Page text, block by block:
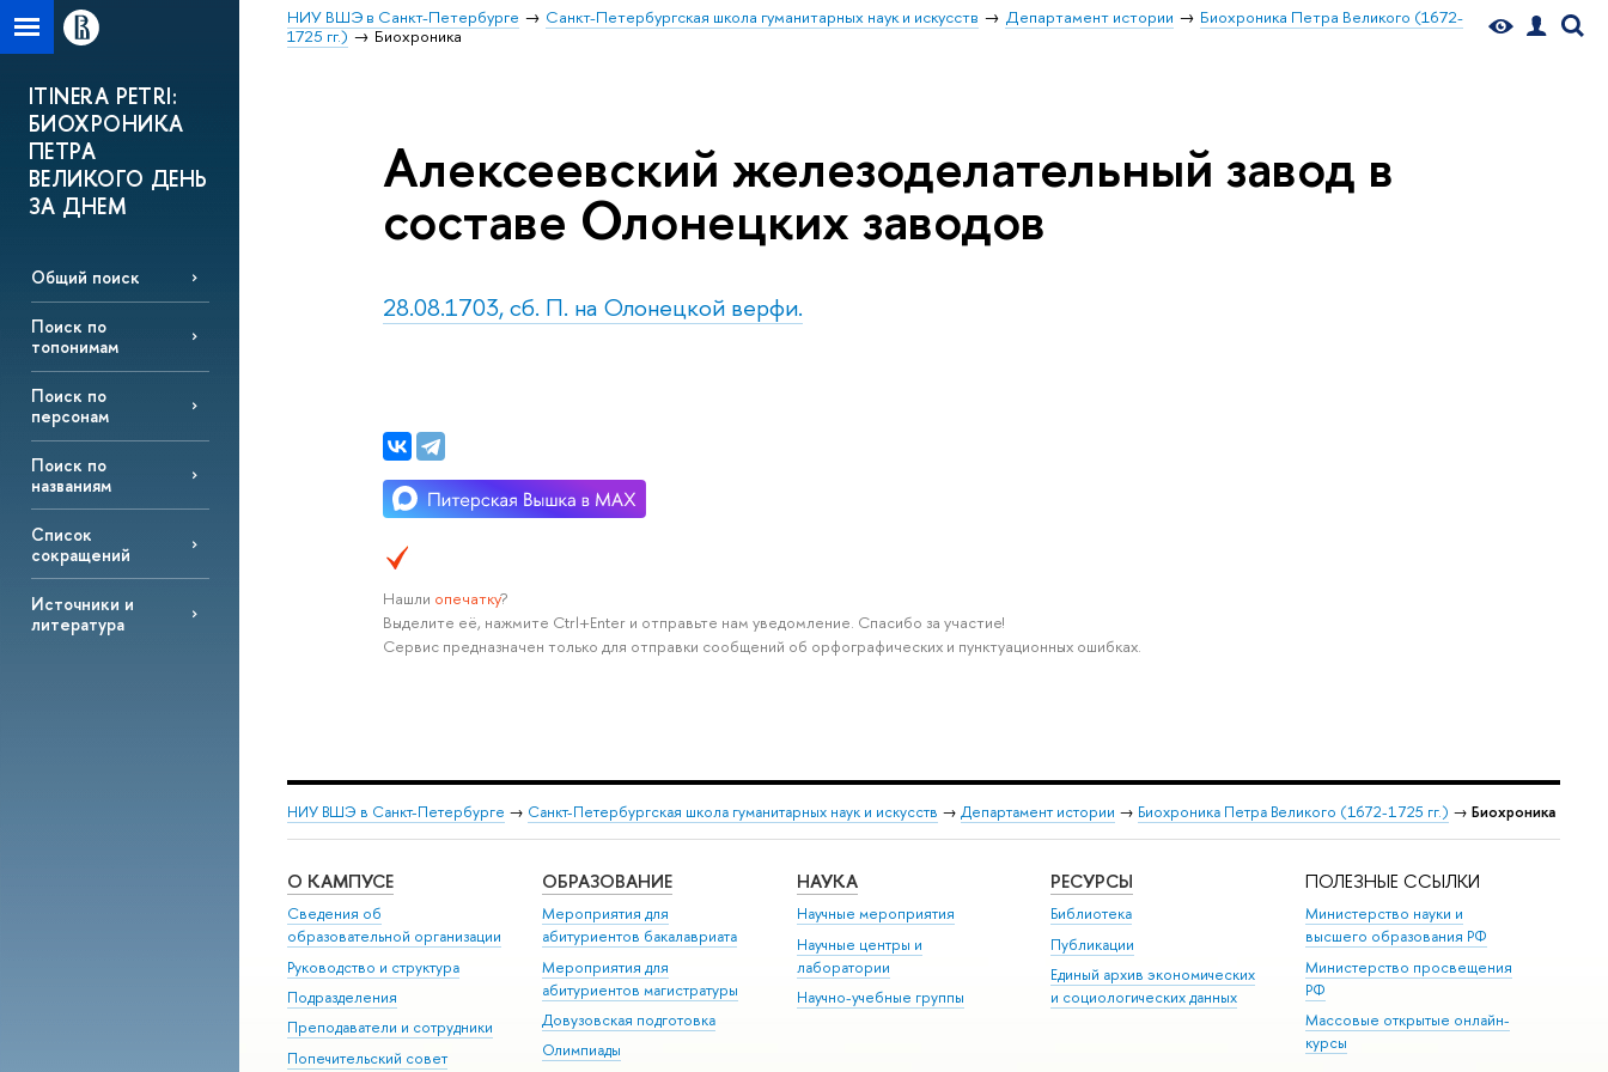
НИУ ВШЭ в Санкт-Петербурге Санкт-Петербургская школа гуманитарных наук и искусств Департамент истории
Биохроника Петра Великого (1672-
1725 гг.)
Биохроника
ITINERA PETRI:
БИОХРОНИКА
ПЕТРА
ВЕЛИКОГО ДЕНЬ
ЗА ДНЕМ
Общий поиск
Поиск по
топонимам
Поиск по
персонам
Поиск по
названиям
Список
сокращений
Источники и
литература
Алексеевский железоделательный завод в
составе Олонецких заводов
28.08.1703, сб. П. на Олонецкой верфи.
Нашли опечатку?
Выделите её, нажмите Ctrl+Enter и отправьте нам уведомление. Спасибо за участие!
Сервис предназначен только для отправки сообщений об орфографических и пунктуационных ошибках.
НИУ ВШЭ в Санкт-Петербурге → Санкт-Петербургская школа гуманитарных наук и искусств → Департамент истории → Биохроника Петра Великого (1672-1725 гг.) → Биохроника
О КАМПУСЕ
Сведения об
образовательной организации
Руководство и структура
Подразделения
Преподаватели и сотрудники
Попечительский совет
ОБРАЗОВАНИЕ
Мероприятия для
абитуриентов бакалавриата
Мероприятия для
абитуриентов магистратуры
Довузовская подготовка
Олимпиады
НАУКА
Научные мероприятия
Научные центры и
лаборатории
Научно-учебные группы
РЕСУРСЫ
Библиотека
Публикации
Единый архив экономических
и социологических данных
ПОЛЕЗНЫЕ ССЫЛКИ
Министерство науки и
высшего образования РФ
Министерство просвещения
РФ
Массовые открытые онлайн-
курсы